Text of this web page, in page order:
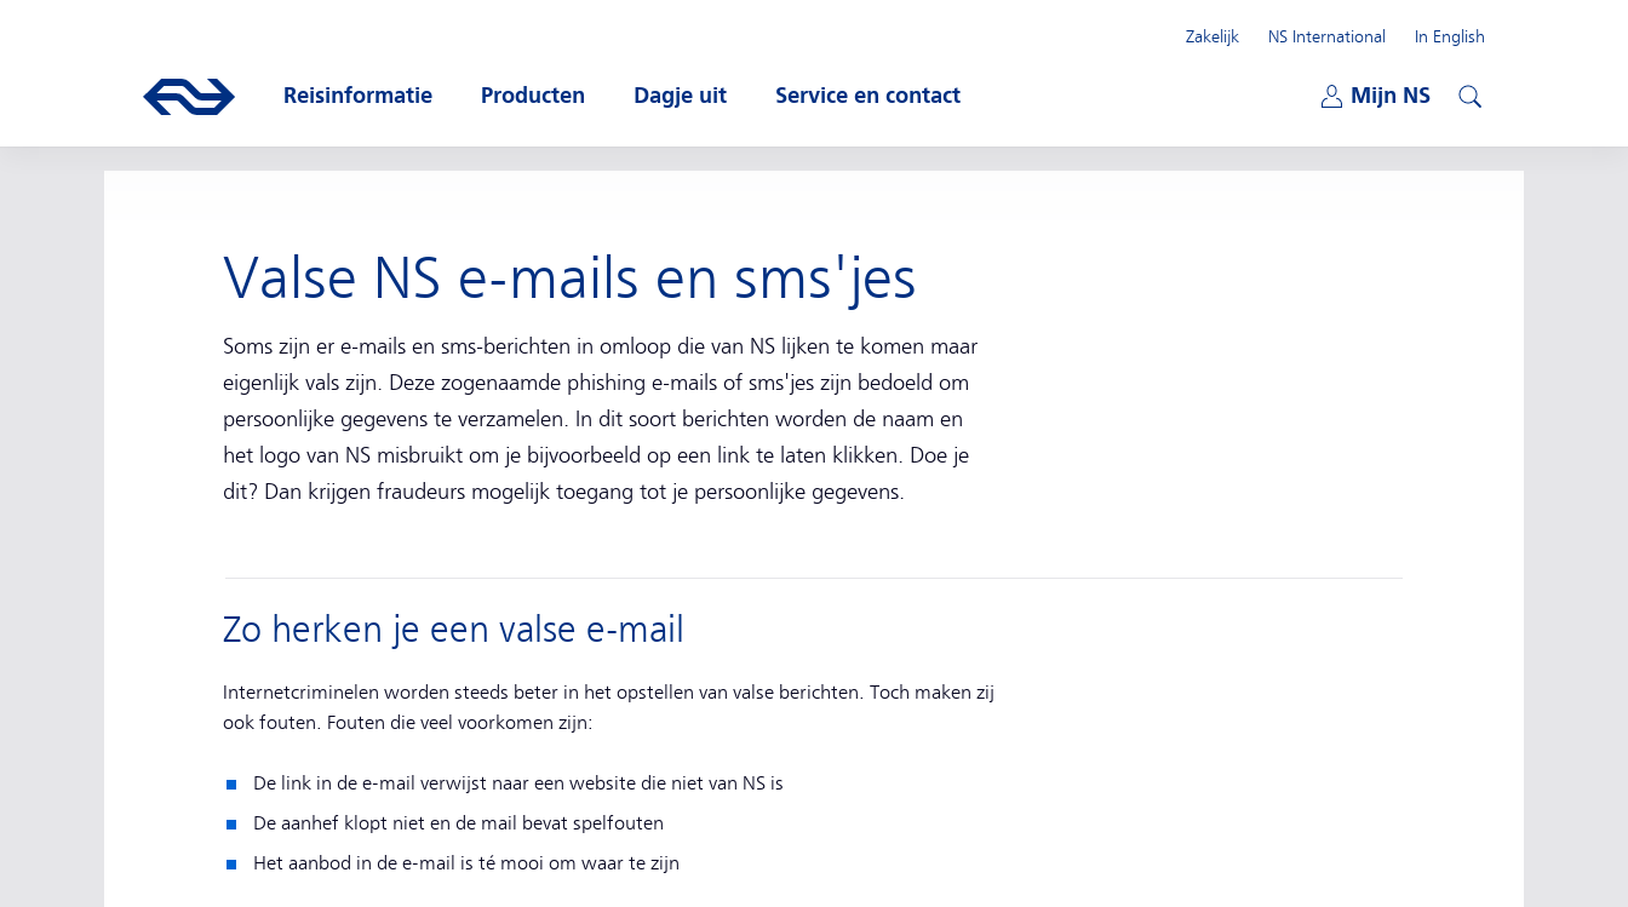
Ga naar de homepage van ns.nl
Reisinformatie
Producten
Dagje uit
Service en contact
Mijn NS
Zakelijk
NS International
In English
Valse NS e-mails en sms'jes
Soms zijn er e-mails en sms-berichten in omloop die van NS lijken te komen maar
eigenlijk vals zijn. Deze zogenaamde phishing e-mails of sms'jes zijn bedoeld om
persoonlijke gegevens te verzamelen. In dit soort berichten worden de naam en
het logo van NS misbruikt om je bijvoorbeeld op een link te laten klikken. Doe je
dit? Dan krijgen fraudeurs mogelijk toegang tot je persoonlijke gegevens.
Zo herken je een valse e-mail
Internetcriminelen worden steeds beter in het opstellen van valse berichten. Toch maken zij
ook fouten. Fouten die veel voorkomen zijn:
De link in de e-mail verwijst naar een website die niet van NS is
De aanhef klopt niet en de mail bevat spelfouten
Het aanbod in de e-mail is té mooi om waar te zijn